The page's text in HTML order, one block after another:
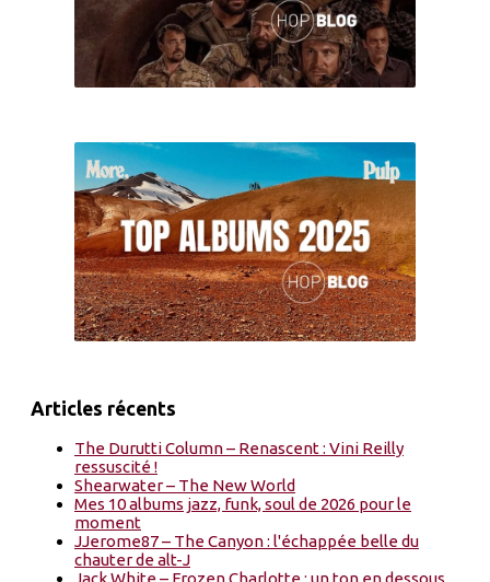
Articles récents
The Durutti Column – Renascent : Vini Reilly
ressuscité !
Shearwater – The New World
Mes 10 albums jazz, funk, soul de 2026 pour le
moment
JJerome87 – The Canyon : l'échappée belle du
chauter de alt-J
Jack White – Frozen Charlotte : un ton en dessous